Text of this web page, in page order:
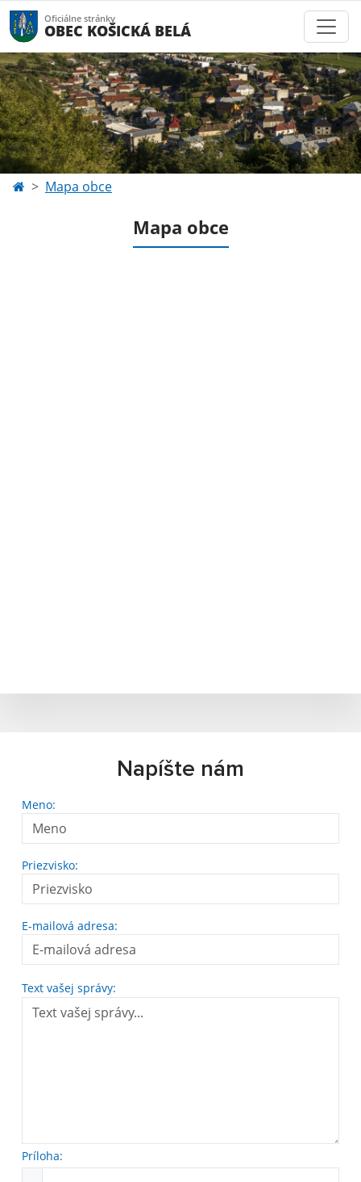
Oficiálne stránky
OBEC KOŠICKÁ BELÁ
Mapa obce
Mapa obce
Napíšte nám
Meno:
Priezvisko:
E-mailová adresa:
Text vašej správy:
Príloha: